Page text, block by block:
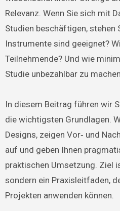
Relevanz. Wenn Sie sich mit
Studien beschäftigen, stehen
Instrumente sind geeignet?
Teilnehmende? Und wie
Studie unbezahlbar zu
In diesem Beitrag führen wir
die wichtigsten Grundlagen.
Designs, zeigen Vor‑ und
auf und geben Ihnen
praktischen Umsetzung. Ziel
sondern ein Praxisleitfaden,
Projekten anwenden können.